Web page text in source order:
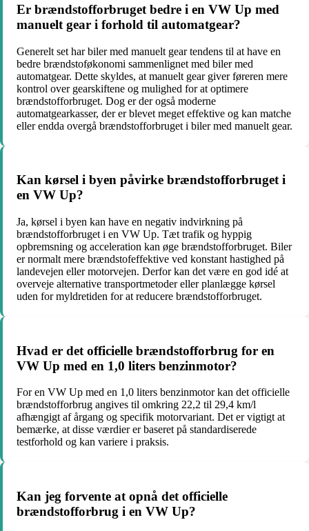
Er brændstofforbruget bedre i en VW Up med
manuelt gear i forhold til automatgear?
Generelt set har biler med manuelt gear tendens til at have en
bedre brændstoføkonomi sammenlignet med biler med
automatgear. Dette skyldes, at manuelt gear giver føreren mere
kontrol over gearskiftene og mulighed for at optimere
brændstofforbruget. Dog er der også moderne
automatgearkasser, der er blevet meget effektive og kan matche
eller endda overgå brændstofforbruget i biler med manuelt gear.
Kan kørsel i byen påvirke brændstofforbruget i
en VW Up?
Ja, kørsel i byen kan have en negativ indvirkning på
brændstofforbruget i en VW Up. Tæt trafik og hyppig
opbremsning og acceleration kan øge brændstofforbruget. Biler
er normalt mere brændstofeffektive ved konstant hastighed på
landevejen eller motorvejen. Derfor kan det være en god idé at
overveje alternative transportmetoder eller planlægge kørsel
uden for myldretiden for at reducere brændstofforbruget.
Hvad er det officielle brændstofforbrug for en
VW Up med en 1,0 liters benzinmotor?
For en VW Up med en 1,0 liters benzinmotor kan det officielle
brændstofforbrug angives til omkring 22,2 til 29,4 km/l
afhængigt af årgang og specifik motorvariant. Det er vigtigt at
bemærke, at disse værdier er baseret på standardiserede
testforhold og kan variere i praksis.
Kan jeg forvente at opnå det officielle
brændstofforbrug i en VW Up?